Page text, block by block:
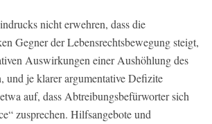
nicht erwehren, dass die
Gegner der Lebensrechtsbewegung steigt,
Auswirkungen einer Aushöhlung des
und je klarer argumentative Defizite
auf, dass Abtreibungsbefürworter sich
zusprechen. Hilfsangebote und